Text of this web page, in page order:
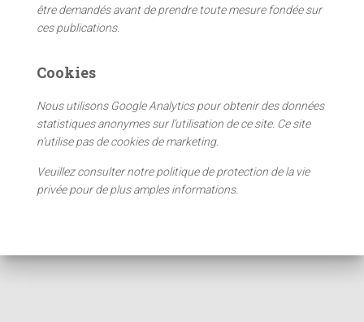
:
être demandés avant de prendre toute mesure fondée sur
ces publications.
Cookies
Nous utilisons Google Analytics pour obtenir des données
statistiques anonymes sur l’utilisation de ce site. Ce site
n’utilise pas de cookies de marketing.
Veuillez consulter notre politique de protection de la vie
privée pour de plus amples informations.